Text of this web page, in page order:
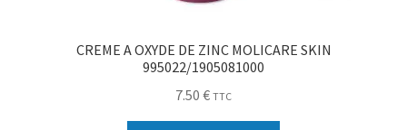
CREME A OXYDE DE ZINC MOLICARE SKIN
995022/1905081000
7.50 € TTC